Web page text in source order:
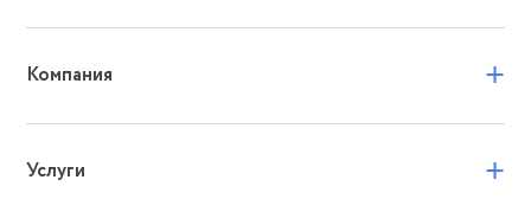
Компания +
Услуги +